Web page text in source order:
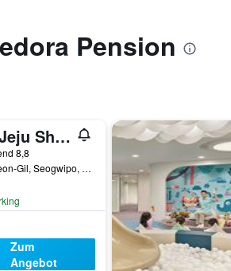
Pension
Shinhwa Gwan Jeju Shinhwa World Hotel and Resort
8,8
38, Sinhwayeoksa-ro 304Beon-Gil, Seogwipo, Südkorea
Zum
Angebot